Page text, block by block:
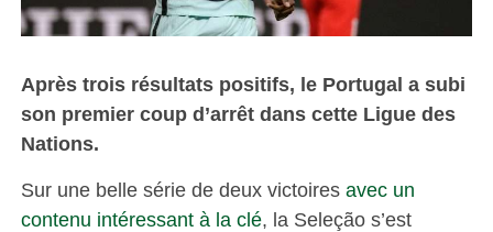
Après trois résultats positifs, le Portugal a subi
son premier coup d’arrêt dans cette Ligue des
Nations.
Sur une belle série de deux victoiresavec un
contenu intéressant à la clé, la Seleção s’est